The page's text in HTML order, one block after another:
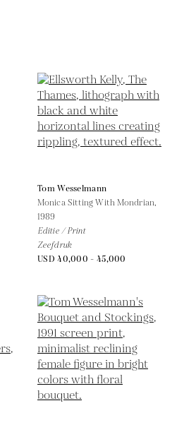
Tom Wesselmann
Monica Sitting With Mondrian,
1989
Editie / Print
Zeefdruk
USD 40,000 - 45,000